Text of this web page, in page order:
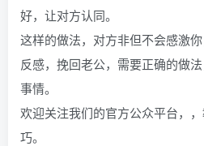
好，让对方认同。
这样的做法，对方非但不会感激
反感，挽回老公，需要正确的做
事情。
欢迎关注我们的官方公众平台，
巧。